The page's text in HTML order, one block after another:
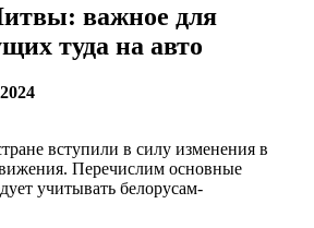
важное для
туда на авто
вступили в силу изменения в
Перечислим основные
учитывать белорусам-